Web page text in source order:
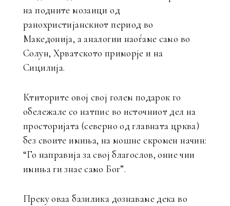
на подните мозаици од
ранохристијанскиот период во
Македонија, а аналогии наоѓаме само во
Солун, Хрватското приморје и на
Сицилија.
Ктиторите овој свој голем подарок го
обележале со натпис во источниот дел на
просторијата (северно од главната црква)
без своите имиња, на мошне скромен начин:
“Го направија за свој благослов, оние чии
имиња ги знае само Бог”.
Преку оваа базилика дознаваме дека во